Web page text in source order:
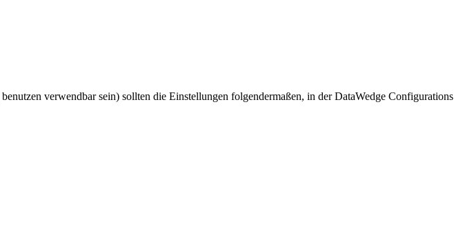
benutzen verwendbar sein) sollten die Einstellungen folgendermaßen, in der DataWedge Configurations